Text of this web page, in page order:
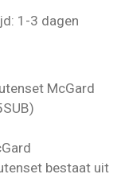
1-3 dagen
McGard
bestaat uit